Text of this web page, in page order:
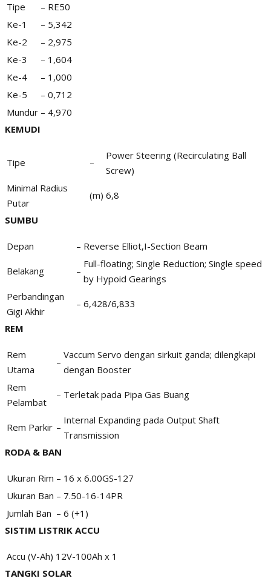
Tipe – RE50
Ke-1
– 5,342
Ke-2
– 2,975
Ke-3
– 1,604
Ke-4
– 1,000
Ke-5
– 0,712
Mundur – 4,970
KEMUDI
Tipe –
Power Steering (Recirculating Ball
Screw)
Minimal Radius
Putar
(m) 6,8
SUMBU
Depan – Reverse Elliot,I-Section Beam
Belakang –
Full-floating; Single Reduction; Single speed
by Hypoid Gearings
Perbandingan
Gigi Akhir
– 6,428/6,833
REM
Rem
Utama
–
Vaccum Servo dengan sirkuit ganda; dilengkapi
dengan Booster
Rem
Pelambat
– Terletak pada Pipa Gas Buang
Rem Parkir –
Internal Expanding pada Output Shaft
Transmission
RODA & BAN
Ukuran Rim – 16 x 6.00GS-127
Ukuran Ban – 7.50-16-14PR
Jumlah Ban – 6 (+1)
SISTIM LISTRIK ACCU
Accu (V-Ah) 12V-100Ah x 1
TANGKI SOLAR